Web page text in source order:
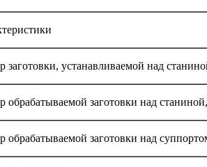
устанавливаемой над
обрабатываемой заготовки над
обрабатываемой заготовки над